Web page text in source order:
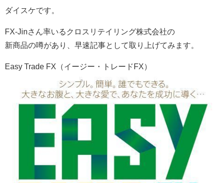
ダイスケです。
FX-Jinさん率いるクロスリテイリング株式会社の
新商品の噂があり、早速記事として取り上げてみます。
Easy Trade FX（イージー・トレードFX）